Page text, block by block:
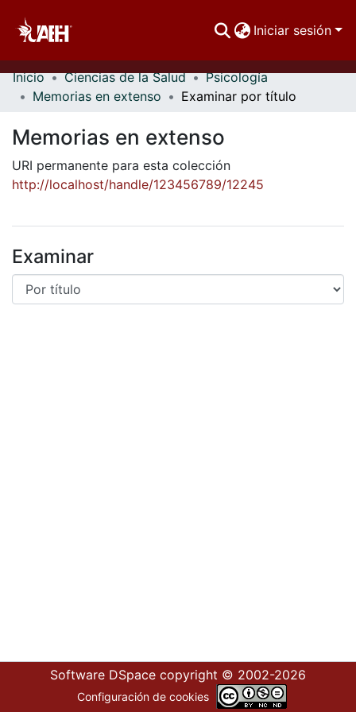
Iniciar sesión
Comunidades
Inicio Ciencias de la Salud
Psicología
Memorias en extenso
Examinar por título
Memorias en extenso
URI permanente para esta colección
http://localhost/handle/123456789/12245
Examinar
Software DSpace copyright © 2002-2026
Configuración de cookies